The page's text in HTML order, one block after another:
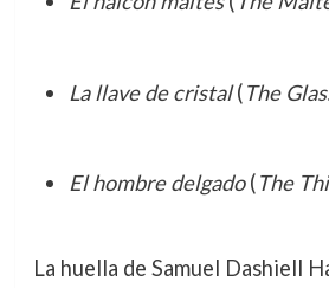
La llave de cristal(The
El hombre delgado(The
La huella de Samuel Dashiell